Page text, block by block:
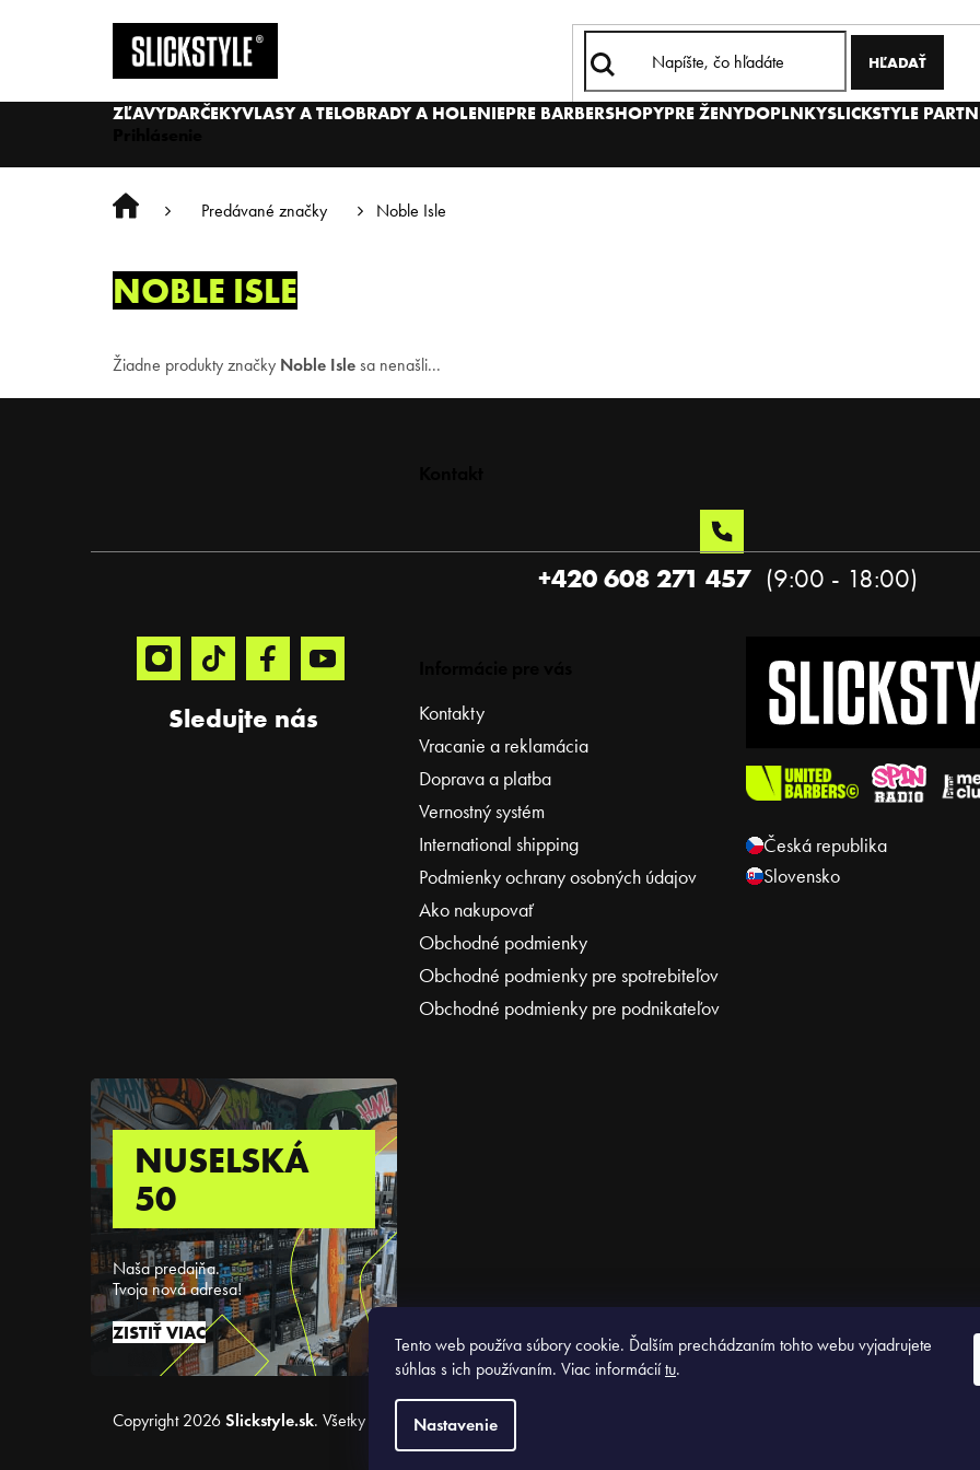
Tento web používa súbory cookie. Ďalším prechádzaním tohto webu vyjadrujete
súhlas s ich používaním. Viac informáciítu.
Nastavenie
HĽADAŤ
ZĽAVYDARČEKYVLASY A TELOBRADY A HOLENIEPRE BARBERSHOPYPRE ŽENYDOPLNKYSLICKSTYLE
Domov Predávané značky Noble Isle
NOBLE ISLE
Žiadne produkty značky Noble Isle sa nenašli...
Sledujte nás
+420 608 271 457
Česká republika
Slovensko
Kontakty
Vracanie a reklamácia
Doprava a platba
Vernostný systém
International shipping
Podmienky ochrany osobných údajov
Ako nakupovať
Obchodné podmienky
Obchodné podmienky pre spotrebiteľov
Obchodné podmienky pre podnikateľov
NUSELSKÁ
50
Naša predajňa.
Tvoja nová adresa!
ZISTIŤ VIAC
Copyright 2026 Slickstyle.sk. Všetky práva vyhradené.